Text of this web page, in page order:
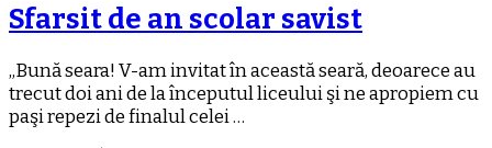
Sfarsit de an scolar savist
„Bună seara! V-am invitat în această seară, deoarece au
trecut doi ani de la începutul liceului şi ne apropiem cu
paşi repezi de finalul celei …